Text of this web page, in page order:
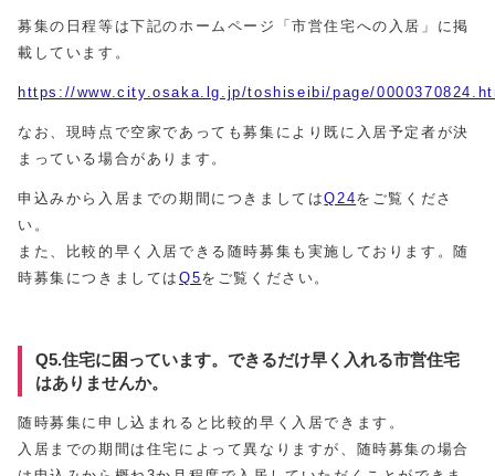
募集の日程等は下記のホームページ「市営住宅への入居」に掲
載しています。
https://www.city.osaka.lg.jp/toshiseibi/page/
なお、現時点で空家であっても募集により既に入居予定者が決
まっている場合があります。
申込みから入居までの期間につきましてはQ24をご覧くださ
い。
また、比較的早く入居できる随時募集も実施しております。随
時募集につきましては Q5をご覧ください。
Q5.住宅に困っています。できるだけ早く入れる市営住宅
はありませんか。
随時募集に申し込まれると比較的早く入居できます。
入居までの期間は住宅によって異なりますが、随時募集の場合